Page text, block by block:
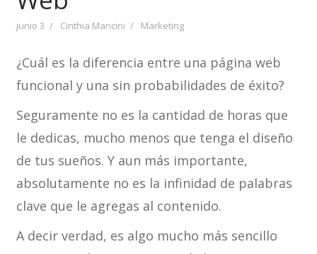
junio 3 Cinthia Mancini Marketing
¿Cuál es la diferencia entre una página web
funcional y una sin probabilidades de éxito?
Seguramente no es la cantidad de horas que
le dedicas, mucho menos que tenga el diseño
de tus sueños. Y aun más importante,
absolutamente no es la infinidad de palabras
clave que le agregas al contenido.
A decir verdad, es algo mucho más sencillo